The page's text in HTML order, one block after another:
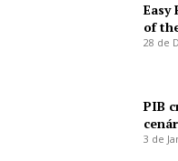
Easy
of
28 de
PIB
3 de